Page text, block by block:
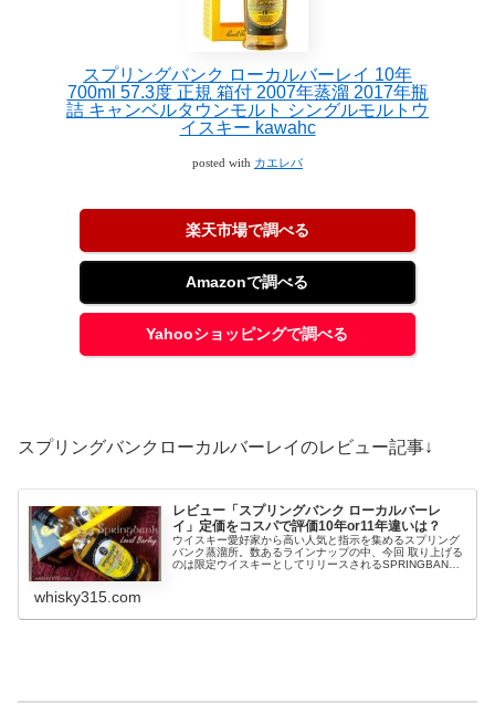
スプリングバンク ローカルバーレイ 10年
700ml 57.3度 正規 箱付 2007年蒸溜 2017年瓶
詰 キャンベルタウンモルト シングルモルトウ
イスキー kawahc
posted with カエレバ
楽天市場で調べる
Amazonで調べる
Yahooショッピングで調べる
スプリングバンクローカルバーレイのレビュー記事↓
レビュー「スプリングバンク ローカルバーレ
イ」定価をコスパで評価10年or11年違いは？
ウイスキー愛好家から高い人気と指示を集めるスプリング
バンク蒸溜所。数あるラインナップの中、今回 取り上げる
のは限定ウイスキーとしてリリースされるSPRINGBANK
whisky315.com